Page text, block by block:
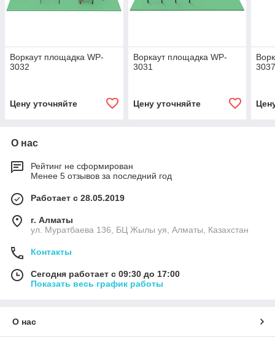
Воркаут площадка WP-
3032
Цену уточняйте
Воркаут площадка WP-
3031
Цену уточняйте
О нас
Рейтинг не сформирован
Менее 5 отзывов за последний год
Работает с 28.05.2019
г. Алматы
ул. Муратбаева 136, БЦ Жылы уя, Алматы, Казахстан
Контакты
Сегодня работает с 09:30 до 17:00
Показать весь график работы
О нас